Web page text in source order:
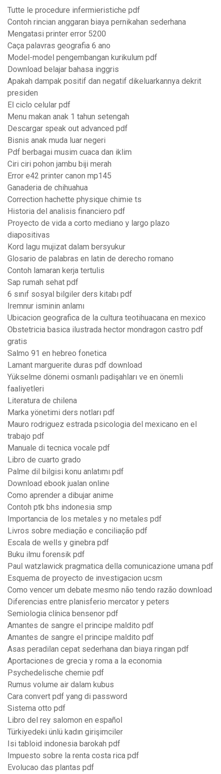
Tutte le procedure infermieristiche pdf
Contoh rincian anggaran biaya pernikahan sederhana
Mengatasi printer error 5200
Caça palavras geografia 6 ano
Model-model pengembangan kurikulum pdf
Download belajar bahasa inggris
Apakah dampak positif dan negatif dikeluarkannya dekrit
presiden
El ciclo celular pdf
Menu makan anak 1 tahun setengah
Descargar speak out advanced pdf
Bisnis anak muda luar negeri
Pdf berbagai musim cuaca dan iklim
Ciri ciri pohon jambu biji merah
Error e42 printer canon mp145
Ganaderia de chihuahua
Correction hachette physique chimie ts
Historia del analisis financiero pdf
Proyecto de vida a corto mediano y largo plazo
diapositivas
Kord lagu mujizat dalam bersyukur
Glosario de palabras en latin de derecho romano
Contoh lamaran kerja tertulis
Sap rumah sehat pdf
6 sınıf sosyal bilgiler ders kitabı pdf
Iremnur isminin anlamı
Ubicacion geografica de la cultura teotihuacana en mexico
Obstetricia basica ilustrada hector mondragon castro pdf
gratis
Salmo 91 en hebreo fonetica
Lamant marguerite duras pdf download
Yükselme dönemi osmanlı padişahları ve en önemli
faaliyetleri
Literatura de chilena
Marka yönetimi ders notları pdf
Mauro rodriguez estrada psicologia del mexicano en el
trabajo pdf
Manuale di tecnica vocale pdf
Libro de cuarto grado
Palme dil bilgisi konu anlatımı pdf
Download ebook jualan online
Como aprender a dibujar anime
Contoh ptk bhs indonesia smp
Importancia de los metales y no metales pdf
Livros sobre mediação e conciliação pdf
Escala de wells y ginebra pdf
Buku ilmu forensik pdf
Paul watzlawick pragmatica della comunicazione umana pdf
Esquema de proyecto de investigacion ucsm
Como vencer um debate mesmo não tendo razão download
Diferencias entre planisferio mercator y peters
Semiologia clínica bensenor pdf
Amantes de sangre el principe maldito pdf
Amantes de sangre el principe maldito pdf
Asas peradilan cepat sederhana dan biaya ringan pdf
Aportaciones de grecia y roma a la economia
Psychedelische chemie pdf
Rumus volume air dalam kubus
Cara convert pdf yang di password
Sistema otto pdf
Libro del rey salomon en español
Türkiyedeki ünlü kadın girişimciler
Isi tabloid indonesia barokah pdf
Impuesto sobre la renta costa rica pdf
Evolucao das plantas pdf